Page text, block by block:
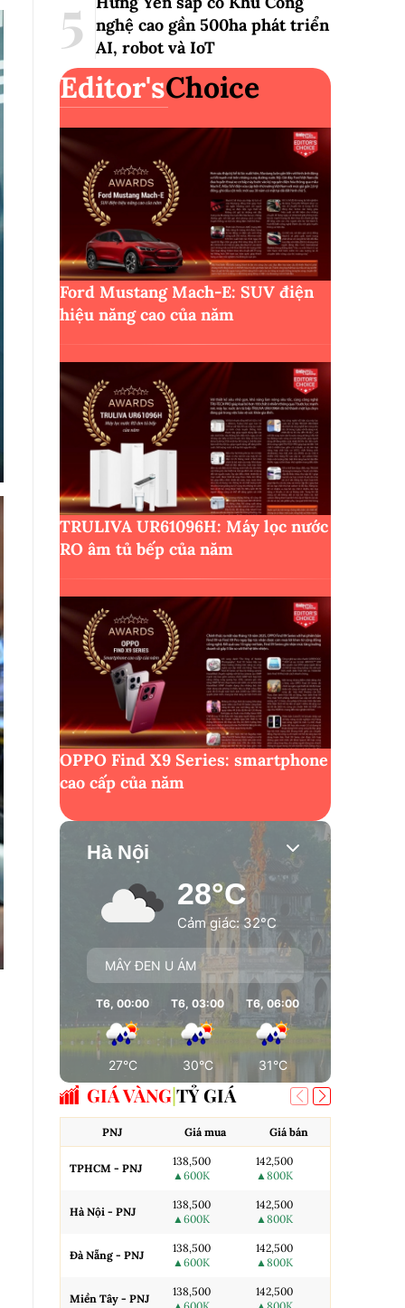
nghệ cao gần 500ha phát triển
AI, robot và IoT
Editor'sChoice
Ford Mustang Mach-E: SUV điện
hiệu năng cao của năm
TRULIVA UR61096H: Máy lọc nước
RO âm tủ bếp của năm
OPPO Find X9 Series: smartphone
cao cấp của năm
Hà Nội
28°C
Cảm giác: 32°C
MÂY ĐEN U ÁM
T6, 00:00
27°C
T6, 03:00
30°C
T6, 06:00
31°C
GIÁ VÀNG TỶ GIÁ
PNJ Giá mua Giá bán
TPHCM - PNJ
138,500
▲600K
142,500
▲800K
Hà Nội - PNJ
138,500
▲600K
142,500
▲800K
Đà Nẵng - PNJ
138,500
▲600K
142,500
▲800K
Miền Tây - PNJ
138,500
142,500